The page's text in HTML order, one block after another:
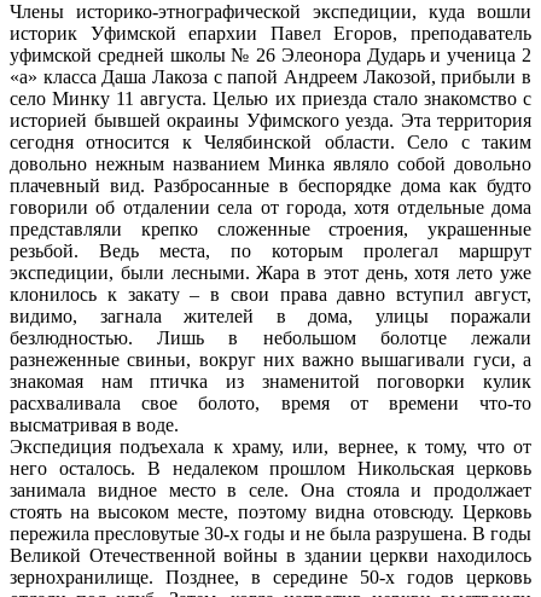
Члены историко-этнографической экспедиции, куда вошли
историк Уфимской епархии Павел Егоров, преподаватель
уфимской средней школы № 26 Элеонора Дударь и ученица 2
«а» класса Даша Лакоза с папой Андреем Лакозой, прибыли в
село Минку 11 августа. Целью их приезда стало знакомство с
историей бывшей окраины Уфимского уезда. Эта территория
сегодня относится к Челябинской области. Село с таким
довольно нежным названием Минка являло собой довольно
плачевный вид. Разбросанные в беспорядке дома как будто
говорили об отдалении села от города, хотя отдельные дома
представляли крепко сложенные строения, украшенные
резьбой. Ведь места, по которым пролегал маршрут
экспедиции, были лесными. Жара в этот день, хотя лето уже
клонилось к закату – в свои права давно вступил август,
видимо, загнала жителей в дома, улицы поражали
безлюдностью. Лишь в небольшом болотце лежали
разнеженные свиньи, вокруг них важно вышагивали гуси, а
знакомая нам птичка из знаменитой поговорки кулик
расхваливала свое болото, время от времени что-то
высматривая в воде.
Экспедиция подъехала к храму, или, вернее, к тому, что от
него осталось. В недалеком прошлом Никольская церковь
занимала видное место в селе. Она стояла и продолжает
стоять на высоком месте, поэтому видна отовсюду. Церковь
пережила пресловутые 30-х годы и не была разрушена. В годы
Великой Отечественной войны в здании церкви находилось
зернохранилище. Позднее, в середине 50-х годов церковь